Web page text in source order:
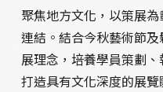
聚焦地方文化，以策展
連結。結合今秋藝術節
展理念，培養學員策劃
打造具有文化深度的展